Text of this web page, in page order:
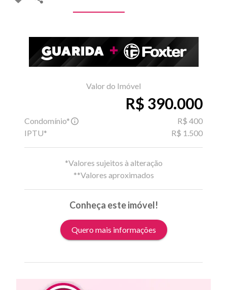
Valor do Imóvel
R$ 390.000
Condomínio*
R$ 400
IPTU*
R$ 1.500
*Valores sujeitos à alteração
**Valores aproximados
Conheça este imóvel!
Quero mais informações